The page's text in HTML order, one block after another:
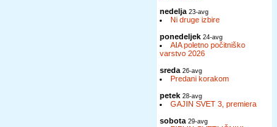
nedelja 23-avg
Ni druge izbire
ponedeljek 24-avg
AIA poletno počitniško
varstvo 2026
sreda 26-avg
Predani korakom
petek 28-avg
GAJIN SVET 3, premiera
sobota 29-avg